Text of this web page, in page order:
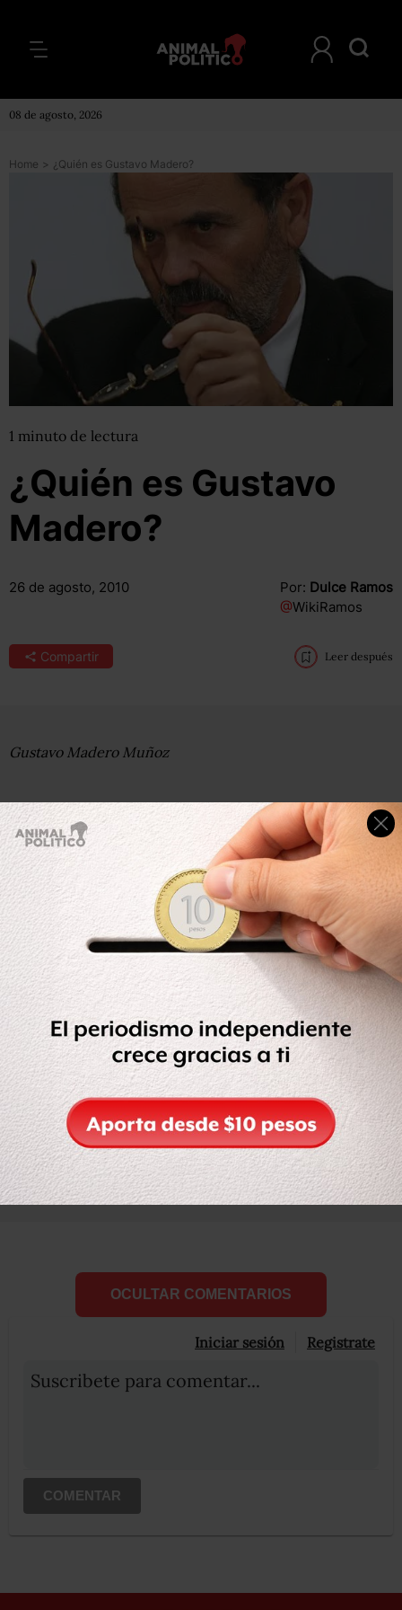
08 de agosto, 2026
Home > ¿Quién es Gustavo Madero?
1 minuto de lectura
¿Quién es Gustavo
Madero?
26 de agosto, 2010 Por: Dulce Ramos
@WikiRamos
Compartir Leer después
Gustavo Madero Muñoz
Gustavo Madero Muñoz es coordinador de la fracción
parlamentaria del Partido Acción Nacional (PAN) en el
Senado de la República por Chihuahua.
En el Senado se desempeñó como Presidente de la
Comisión de Hacienda y Crédito Público e integrante de
las comisiones de Comercio y Fomento Industrial, de
Energía, y de Relaciones Exteriores – Asia Pacífico.
En el 2008 trascendió que sería nombrado Coordinador
de la bancada del PAN en el Senado en sustitución de
Santiago Creel, sin embargo en el 2009 César Nava lo
confirmó como coordinador parlamentario para la LXI
Legislatura. Redacción de Animal Político.
Compartir Leer después
OCULTAR COMENTARIOS
Iniciar sesión Registrate
Suscribete para comentar...
COMENTAR